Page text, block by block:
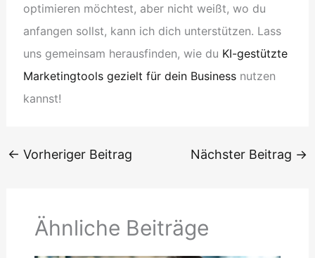
optimieren möchtest, aber nicht weißt, wo du
anfangen sollst, kann ich dich unterstützen. Lass
uns gemeinsam herausfinden, wie du KI-gestützte
Marketingtools gezielt für dein Businessnutzen
kannst!
← Vorheriger Beitrag Nächster Beitrag →
Ähnliche Beiträge